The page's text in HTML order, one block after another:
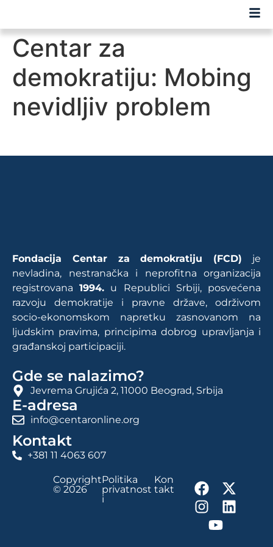
Centar za
demokratiju: Mobing
nevidljiv problem
Fondacija Centar za demokratiju (FCD) je
nevladina, nestranačka i neprofitna organizacija
registrovana1994. u Republici Srbiji, posvećena
razvoju demokratije i pravne države, održivom
socio-ekonomskom napretku zasnovanom na
ljudskim pravima, principima dobrog upravljanja i
građanskoj participaciji.
Gde se nalazimo?
Jevrema Grujića 2, 11000 Beograd, Srbija
E-adresa
info@centaronline.org
Kontakt
+381 11 4063 607
Copyright
© 2026
Politika
privatnost
i
Kon
takt